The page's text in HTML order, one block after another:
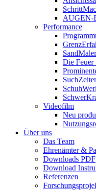
AUGEN-
Performance
Die Feuer
Videofilm
Neu
Über uns
Das Team
Ehrenämter &
Downloads PDF
Download
Referenzen